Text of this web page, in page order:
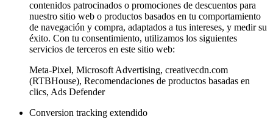
contenidos patrocinados o promociones de descuentos para
nuestro sitio web o productos basados en tu comportamiento
de navegación y compra, adaptados a tus intereses, y medir su
éxito. Con tu consentimiento, utilizamos los siguientes
servicios de terceros en este sitio web:
Meta-Pixel, Microsoft Advertising, creativecdn.com
(RTBHouse), Recomendaciones de productos basadas en
clics, Ads Defender
Conversion tracking extendido